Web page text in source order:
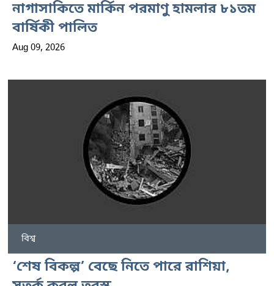
নাগাসাকিতে মার্কিন পরমাণু হামলার ৮১তম
বার্ষিকী পালিত
Aug 09, 2026
বিশ্ব
‘শেষ বিকল্প’ বেছে নিতে পারে রাশিয়া,